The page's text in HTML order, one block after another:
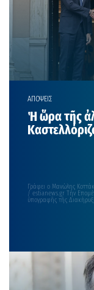
ΑΠΟΨΕΙΣ
Ἡ ὥρα τῆς
Γράφει ο Μανώλης
/ estianews.gr Τήν
ὑπογραφῆς τῆς